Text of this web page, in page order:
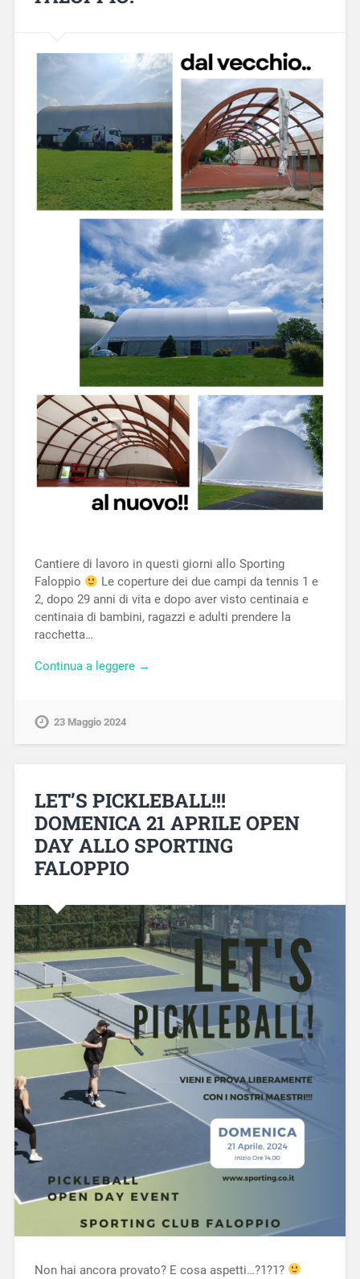
Cantiere di lavoro in questi giorni allo Sporting
Faloppio
Le coperture dei due campi da tennis 1 e
2, dopo 29 anni di vita e dopo aver visto centinaia e
centinaia di bambini, ragazzi e adulti prendere la
racchetta…
Continua a leggere →
23 Maggio 2024
LET’S PICKLEBALL!!!
DOMENICA 21 APRILE OPEN
DAY ALLO SPORTING
FALOPPIO
Non hai ancora provato? E cosa aspetti…?1?1?